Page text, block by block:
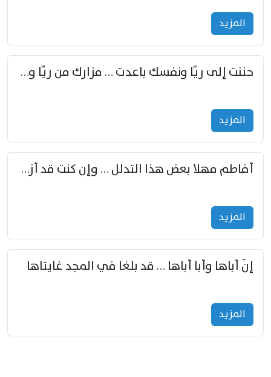
المزید
حننت إلى ريّا ونفسك باعدت … مزارك من ريّا وشعباكما معا
المزید
أفاطم مهلا بعض هذا التدلل … وإن كنت قد أزمعت صرمي فأجملي
المزید
إنّ أباها وأبا أباها … قد بلغا في المجد غايتاها
المزید